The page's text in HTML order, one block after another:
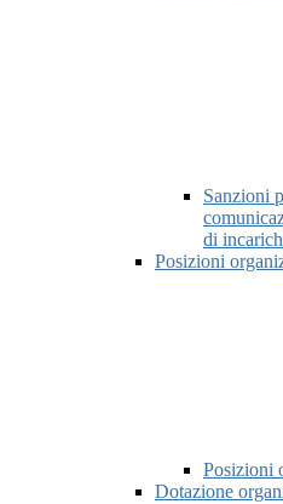
Sanzioni
di
Posizioni
Posizioni
Dotazione